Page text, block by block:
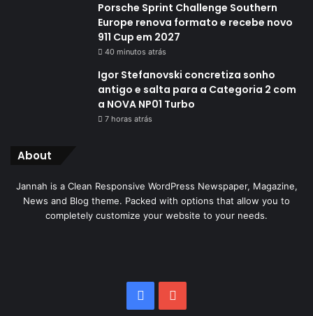
Porsche Sprint Challenge Southern
Europe renova formato e recebe novo
911 Cup em 2027
40 minutos atrás
Igor Stefanovski concretiza sonho
antigo e salta para a Categoria 2 com
a NOVA NP01 Turbo
7 horas atrás
About
Jannah is a Clean Responsive WordPress Newspaper, Magazine,
News and Blog theme. Packed with options that allow you to
completely customize your website to your needs.
Facebook